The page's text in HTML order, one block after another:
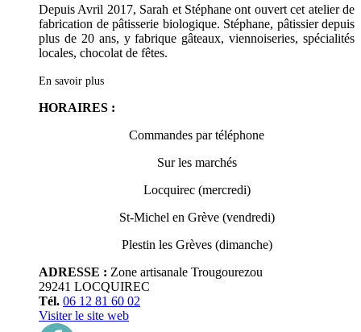
Depuis Avril 2017, Sarah et Stéphane ont ouvert cet atelier de
fabrication de pâtisserie biologique. Stéphane, pâtissier depuis
plus de 20 ans, y fabrique gâteaux, viennoiseries, spécialités
locales, chocolat de fêtes.
En savoir plus
HORAIRES :
Commandes par téléphone
Sur les marchés
Locquirec (mercredi)
St-Michel en Grève (vendredi)
Plestin les Grèves (dimanche)
ADRESSE : Zone artisanale Trougourezou
29241 LOCQUIREC
Tél. 06 12 81 60 02
Visiter le site web